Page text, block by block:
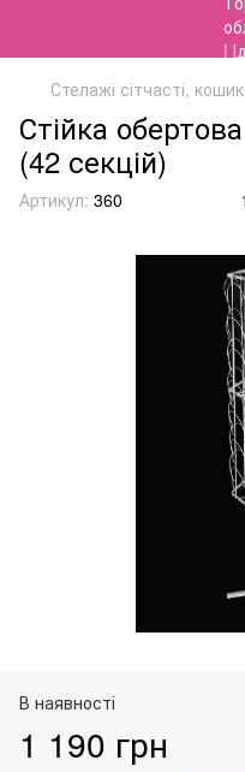
Стелажі сітчасті,
Стійка
(42 секцій)
Артикул: 360
В наявності
1 190 грн